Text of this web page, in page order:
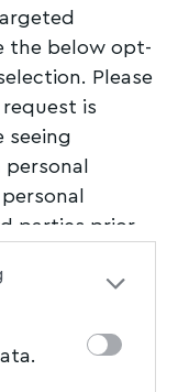
the below opt-
Please
is
seeing
parties prior
personal
by us to
γίνουν Δήμοι,
Δήμοι στη
διαφορά δεν
Διότι, αν
προκύπτουν
και
μεγαλύτερες
έργων και
διοικητική
πληθυσμών,